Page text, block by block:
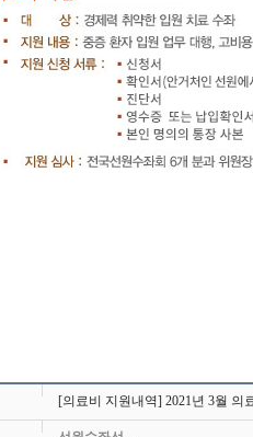
[의료비 지원내역] 2021년 3월 의